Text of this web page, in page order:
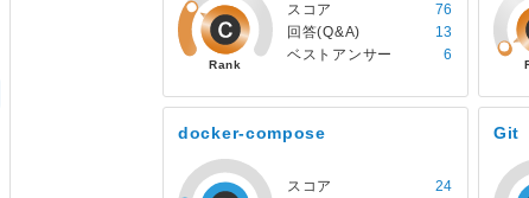
スコア
76
回答(Q&A)
13
ベストアンサー
6
docker-compose
スコア
24
Git